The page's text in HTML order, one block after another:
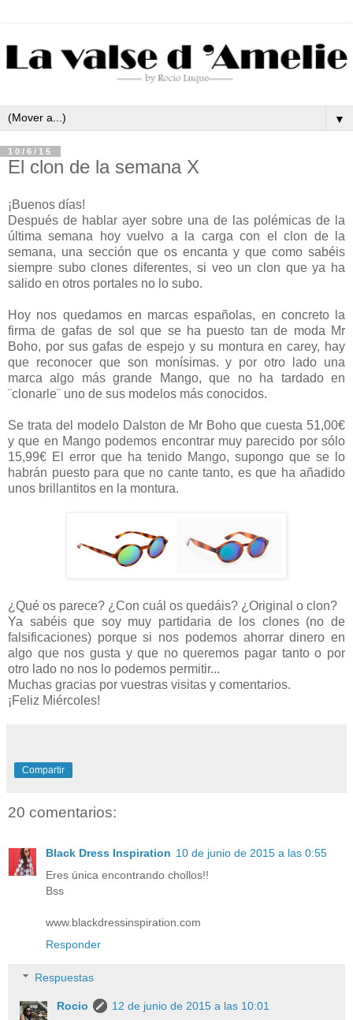
▼
10/6/15
El clon de la semana X
¡Buenos días!
Después de hablar ayer sobre una de las polémicas de la
última semana hoy vuelvo a la carga con el clon de la
semana, una sección que os encanta y que como sabéis
siempre subo clones diferentes, si veo un clon que ya ha
salido en otros portales no lo subo.
Hoy nos quedamos en marcas españolas, en concreto la
firma de gafas de sol que se ha puesto tan de moda Mr
Boho, por sus gafas de espejo y su montura en carey, hay
que reconocer que son monísimas. y por otro lado una
marca algo más grande Mango, que no ha tardado en
¨clonarle¨ uno de sus modelos más conocidos.
Se trata del modelo Dalston de Mr Boho que cuesta 51,00€
y que en Mango podemos encontrar muy parecido por sólo
15,99€ El error que ha tenido Mango, supongo que se lo
habrán puesto para que no cante tanto, es que ha añadido
unos brillantitos en la montura.
¿Qué os parece? ¿Con cuál os quedáis? ¿Original o clon?
Ya sabéis que soy muy partidaria de los clones (no de
falsificaciones) porque si nos podemos ahorrar dinero en
algo que nos gusta y que no queremos pagar tanto o por
otro lado no nos lo podemos permitir...
Muchas gracias por vuestras visitas y comentarios.
¡Feliz Miércoles!
Compartir
20 comentarios:
Black Dress Inspiration 10 de junio de 2015 a las 0:55
Eres única encontrando chollos!!
Bss
www.blackdressinspiration.com
Responder
Respuestas
Rocio
12 de junio de 2015 a las 10:01